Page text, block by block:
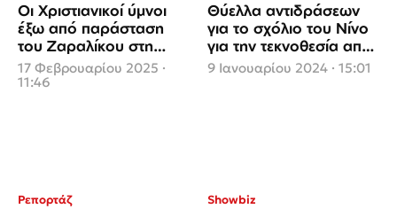
Οι Χριστιανικοί ύμνοι
έξω από παράσταση
του Ζαραλίκου στη
Βέροια
17 Φεβρουαρίου 2025 ·
11:46
Θύελλα αντιδράσεων
για το σχόλιο του Νίνο
για την τεκνοθεσία από
ομόφυλα ζευγάρια
9 Ιανουαρίου 2024 · 15:01
Ρεπορτάζ Showbiz